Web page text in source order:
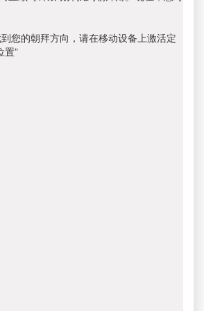
您的朝拜方向，请在移动设备上激活定
置”